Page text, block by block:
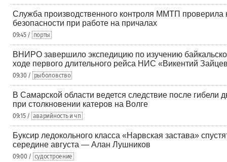
Служба производственного контроля ММТП
безопасности при работе на причалах
09:45 / порты
ВНИРО завершило экспедицию по изучению
ходе первого длительного рейса НИС «Викентий
09:30 / рыболовство
В Самарской области ведется следствие после гибели
при столкновении катеров на Волге
09:15 / аварийность и чп
Буксир ледокольного класса «Нарвская застава»
середине августа — Алан Лушников
09:00 / судостроение